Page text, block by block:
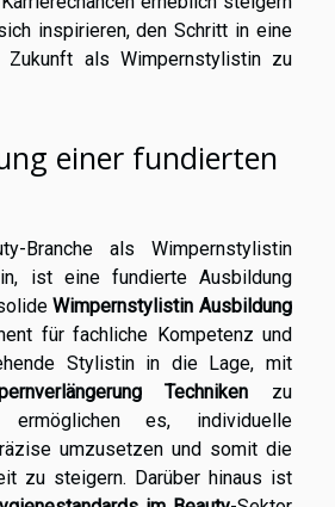
inspirieren, den Schritt in eine
Zukunft als Wimpernstylistin zu
einer fundierten
Branche als Wimpernstylistin
ist eine fundierte Ausbildung
Wimpernstylistin Ausbildung
für fachliche Kompetenz und
Stylistin in die Lage, mit
Techniken zu
es, individuelle
umzusetzen und somit die
zu steigern. Darüber hinaus ist